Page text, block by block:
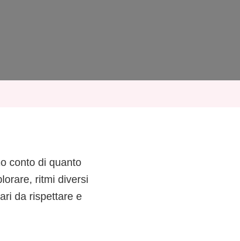
conto di quanto
ritmi diversi
da rispettare e